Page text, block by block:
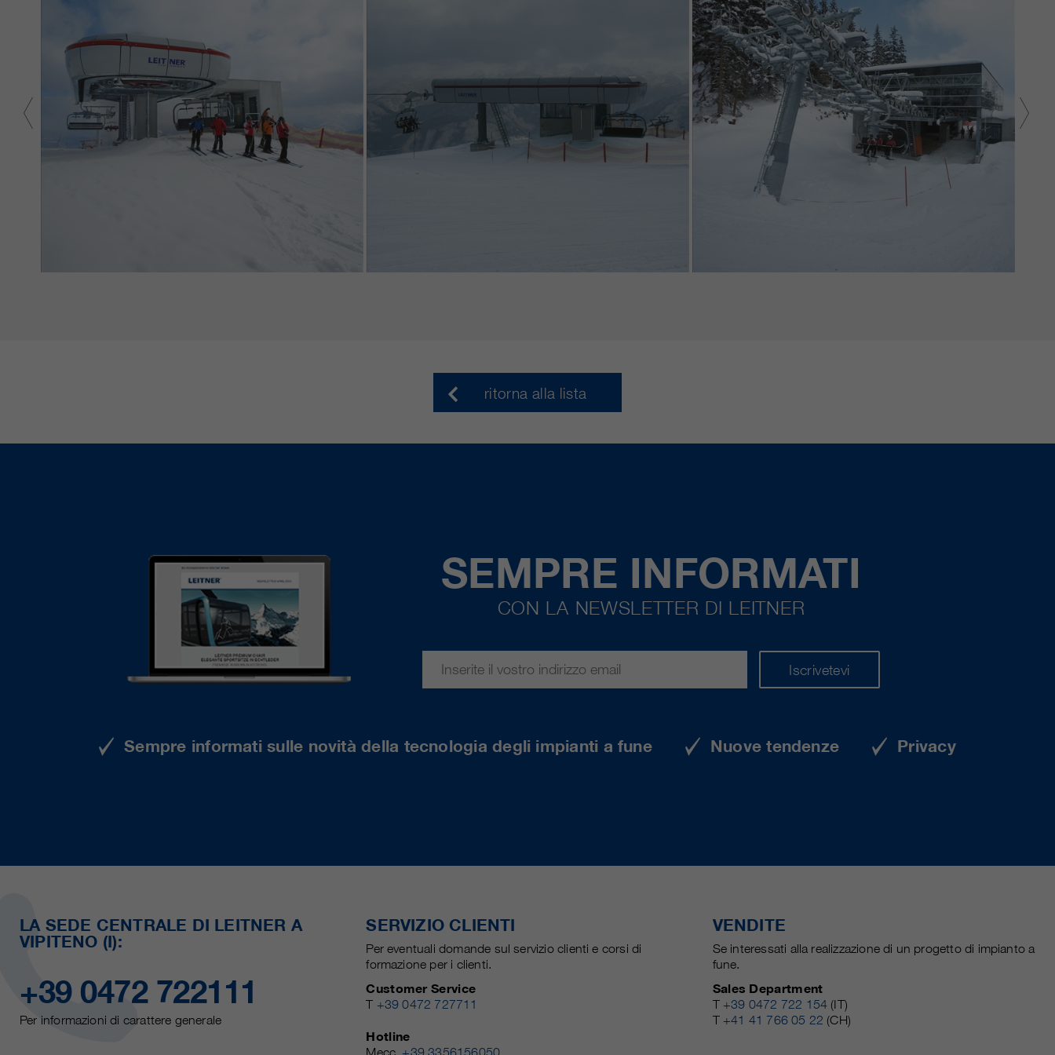
ritorna alla lista
SEMPRE INFORMATI
CON LA NEWSLETTER DI LEITNER
Iscrivetevi
Sempre informati sulle novità della tecnologia degli impianti a fune Nuove tendenze Privacy
LA SEDE CENTRALE DI LEITNER A
VIPITENO (I):
+39 0472 722111
Per informazioni di carattere generale
SERVIZIO CLIENTI
Per eventuali domande sul servizio clienti e corsi di
formazione per i clienti.
Customer Service
T +39 0472 727711
Hotline
VENDITE
Se interessati alla realizzazione di un progetto di impianto a
fune.
Sales Department
T +39 0472 722 154 (IT)
T +41 41 766 05 22 (CH)